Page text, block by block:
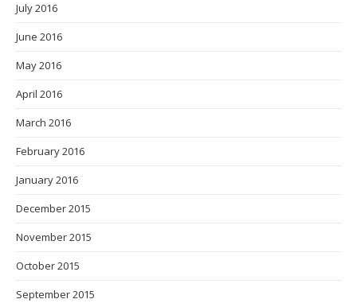
July 2016
June 2016
May 2016
April 2016
March 2016
February 2016
January 2016
December 2015
November 2015
October 2015
September 2015